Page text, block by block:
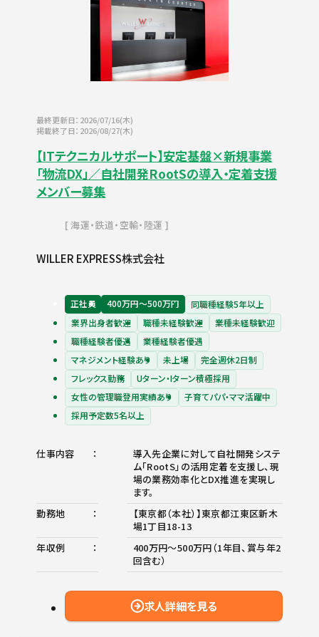
最終更新日：2026/07/16(木)
掲載終了日：2026/08/27(木)
【ITテクニカルサポート】安定基盤×新規事業
「物流DX」／自社開発RootSの導入・定着支援
メンバー募集
海運・鉄道・空輸・陸運
WILLER EXPRESS株式会社
正社員 400万円〜500万円
同職種経験5年以上
業界出身者歓迎
職種未経験歓迎
業種未経験歓迎
職種経験者優遇
業種経験者優遇
マネジメント経験あり
未上場
完全週休2日制
フレックス勤務
Uターン・Iターン積極採用
女性の管理職登用実績あり
子育てパパ・ママ活躍中
採用予定数5名以上
仕事内容
導入先企業に対して自社開発システ
ム「RootS」の活用定着を支援し、現
場の業務効率化とDX推進を実現し
ます。
勤務地
【東京都（本社）】東京都江東区新木
場1丁目18-13
年収例
400万円～500万円（1年目、賞与年2
回含む）
求人詳細を見る